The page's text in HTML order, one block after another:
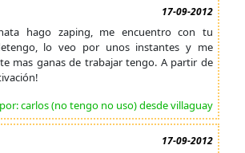
17-09-2012
hago zaping, me encuentro con tu
lo veo por unos instantes y me
mas ganas de trabajar tengo. A partir de
carlos (no tengo no uso) desde villaguay
17-09-2012